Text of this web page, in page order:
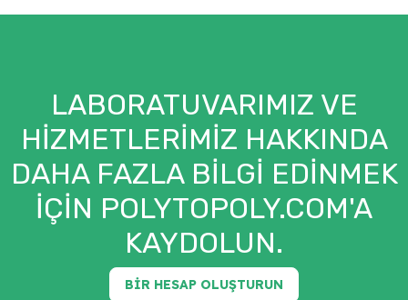
LABORATUVARIMIZ VE
HIZMETLERIMIZ HAKKINDA
DAHA FAZLA BILGI EDINMEK
IÇIN POLYTOPOLY.COM'A
KAYDOLUN.
BIR HESAP OLUŞTURUN